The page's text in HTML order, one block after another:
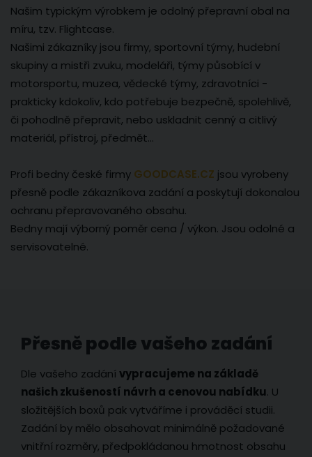
Našim typickým výrobkem je odolný přepravní obal na
míru, tzv. Flightcase.
Našimi zákazníky jsou firmy, sportovní týmy, hudební
skupiny a mistři zvuku, modeláři, týmy působící v
motorsportu, muzea, vědecké týmy, zdravotníci -
prakticky kdokoliv, kdo potřebuje bezpečně, spolehlivě,
či pohodlně přepravit, nebo uskladnit cenný a citlivý
materiál, přístroj, předmět...
Profi bedny české firmy GOODCASE.CZ jsou vyrobeny
přesně podle zákazníkova zadání a poskytují dokonalou
ochranu přepravovaného obsahu.
Bedny mají výborný poměr cena / výkon. Jsou odolné a
servisovatelné.
Přesně podle vašeho zadání
Dle vašeho zadánívypracujeme na základě
našich zkušeností návrh a cenovou nabídku. U
složitějších boxů pak vytváříme i prováděcí studii.
Zadání by mělo obsahovat minimálně požadované
vnitřní rozměry, předpokládanou hmotnost obsahu